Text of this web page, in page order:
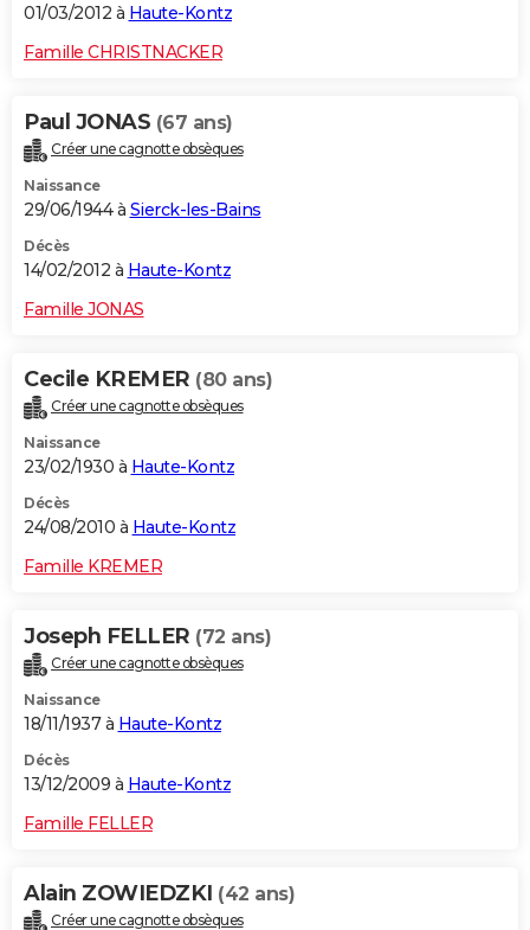
01/03/2012 à Haute-Kontz
Famille CHRISTNACKER
Paul JONAS (67 ans)
Créer une cagnotte obsèques
Naissance
29/06/1944 à Sierck-les-Bains
Décès
14/02/2012 à Haute-Kontz
Famille JONAS
Cecile KREMER (80 ans)
Créer une cagnotte obsèques
Naissance
23/02/1930 à Haute-Kontz
Décès
24/08/2010 à Haute-Kontz
Famille KREMER
Joseph FELLER (72 ans)
Créer une cagnotte obsèques
Naissance
18/11/1937 à Haute-Kontz
Décès
13/12/2009 à Haute-Kontz
Famille FELLER
Alain ZOWIEDZKI (42 ans)
Créer une cagnotte obsèques